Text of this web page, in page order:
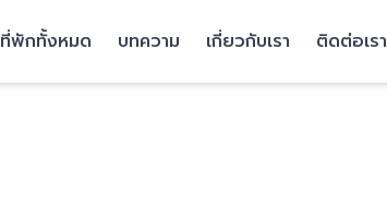
ที่พักทั้งหมด บทความ เกี่ยวกับเรา ติดต่อเรา